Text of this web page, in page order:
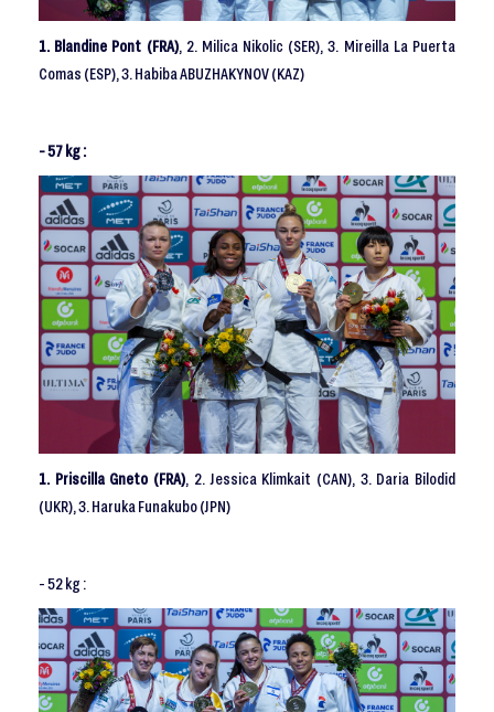
1. Blandine Pont (FRA), 2. Milica Nikolic (SER), 3. Mireilla La Puerta
Comas (ESP), 3. Habiba ABUZHAKYNOV (KAZ)
- 57 kg :
1. Priscilla Gneto (FRA), 2. Jessica Klimkait (CAN), 3. Daria Bilodid
(UKR), 3. Haruka Funakubo (JPN)
- 52 kg :